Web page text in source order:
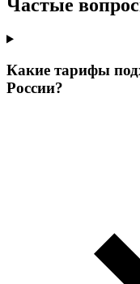
Частые
Какие тарифы
России?